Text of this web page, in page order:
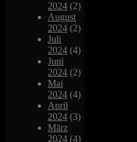
2024 (2)
August
2024 (2)
Juli
2024 (4)
Juni
2024 (2)
Mai
2024 (4)
April
2024 (3)
März
2024 (4)